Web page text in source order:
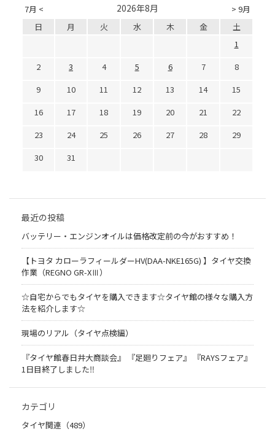
7月 < > 9月
2026年8月
日 月 火 水 木 金
土
1
2
3 4 5 6 7
8
9
10 11 12 13 14
15
16
17 18 19 20 21
22
23
24 25 26 27 28
29
30
31
最近の投稿
バッテリー・エンジンオイルは価格改定前の今がおすすめ！
【トヨタ カローラフィールダーHV(DAA-NKE165G) 】タイヤ交換
作業（REGNO GR-XⅢ）
☆自宅からでもタイヤを購入できます☆タイヤ館の様々な購入方
法を紹介します☆
現場のリアル（タイヤ点検編）
『タイヤ館春日井大商談会』 『足廻りフェア』 『RAYSフェア』
1日目終了しました‼
カテゴリ
タイヤ関連（489）